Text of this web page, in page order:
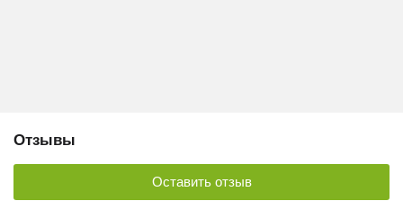
Отзывы
Оставить отзыв